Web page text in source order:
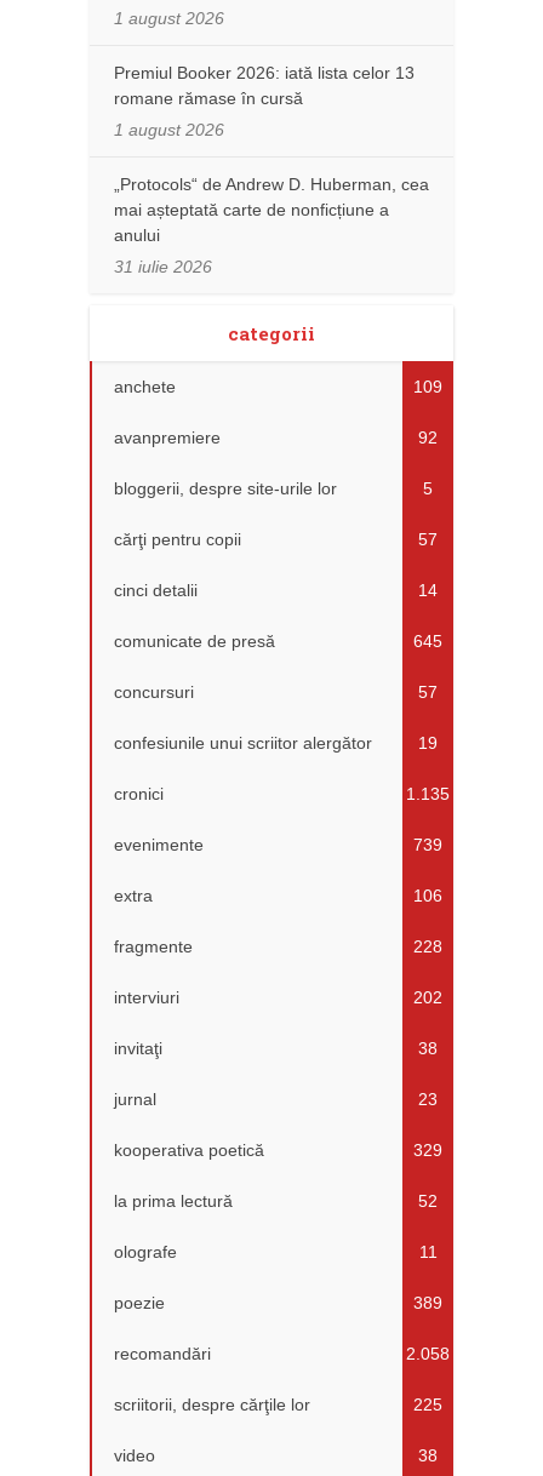
1 august 2026
Premiul Booker 2026: iată lista celor 13
romane rămase în cursă
1 august 2026
„Protocols“ de Andrew D. Huberman, cea
mai așteptată carte de nonficțiune a
anului
31 iulie 2026
categorii
anchete 109
avanpremiere 92
bloggerii, despre site-urile lor 5
cărţi pentru copii 57
cinci detalii 14
comunicate de presă 645
concursuri 57
confesiunile unui scriitor alergător 19
cronici 1.135
evenimente 739
extra 106
fragmente 228
interviuri 202
invitaţi 38
jurnal 23
kooperativa poetică 329
la prima lectură 52
olografe 11
poezie 389
recomandări 2.058
scriitorii, despre cărţile lor 225
video 38